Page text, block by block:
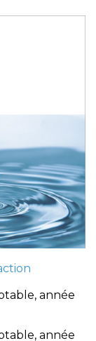
année
année